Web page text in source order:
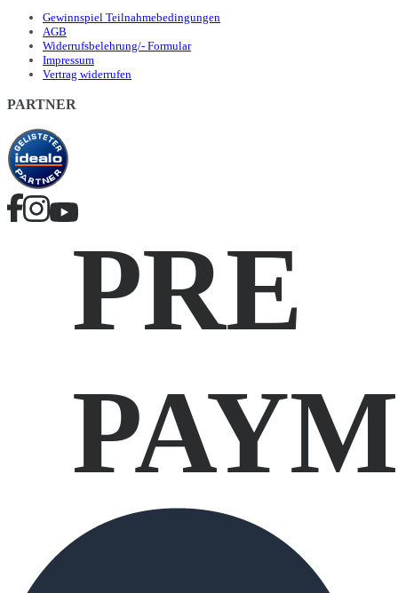
Gewinnspiel Teilnahmebedingungen
AGB
Widerrufsbelehrung/- Formular
Impressum
Vertrag widerrufen
PARTNER